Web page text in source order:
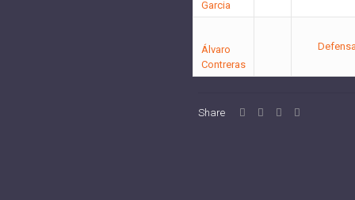
Garcia
Álvaro
Contreras
Share